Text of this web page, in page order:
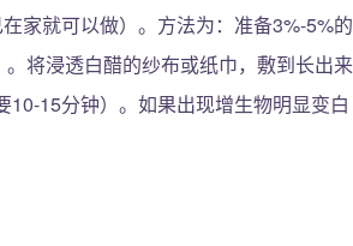
家就可以做）。方法为：准备3%-5%的
将浸透白醋的纱布或纸巾，敷到长出来
15分钟）。如果出现增生物明显变白